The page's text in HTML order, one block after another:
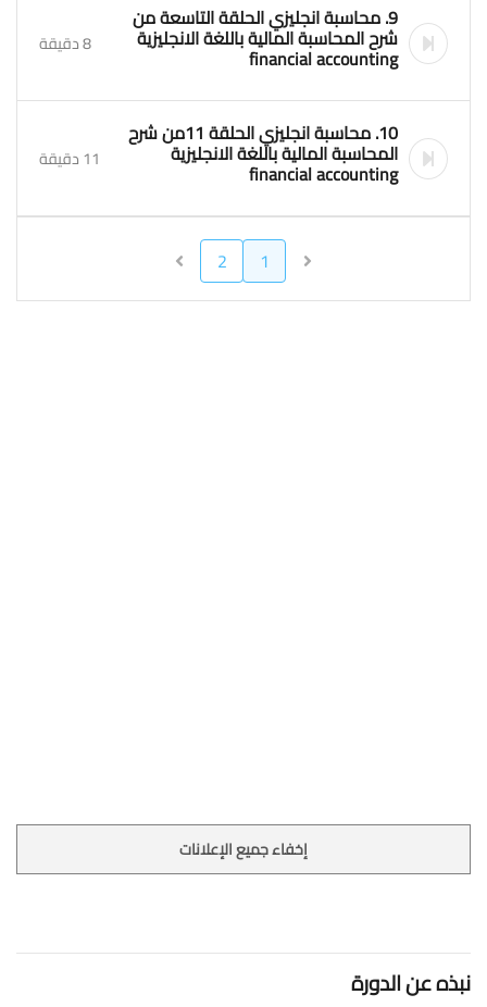
9. محاسبة انجليزي الحلقة التاسعة من
شرح المحاسبة المالية باللغة الانجليزية
financial accounting 8 دقيقة
10. محاسبة انجليزي الحلقة 11من شرح
المحاسبة المالية باللغة الانجليزية
financial accounting 11 دقيقة
1
2
إخفاء جميع الإعلانات
نبذه عن الدورة